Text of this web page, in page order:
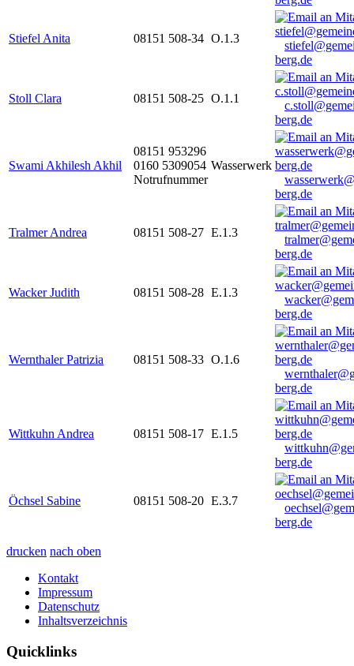
Stiefel Anita 08151 508-34 O.1.3
berg.de
Stoll Clara 08151 508-25 O.1.1
berg.de
Swami Akhilesh Akhil
08151 953296
0160 5309054
Notrufnummer
Wasserwerk
berg.de
Tralmer Andrea 08151 508-27 E.1.3
berg.de
Wacker Judith 08151 508-28 E.1.3
berg.de
Wernthaler Patrizia 08151 508-33 O.1.6
berg.de
Wittkuhn Andrea 08151 508-17 E.1.5
berg.de
Öchsel Sabine 08151 508-20 E.3.7
berg.de
drucken nach oben
Kontakt
Impressum
Datenschutz
Inhaltsverzeichnis
Quicklinks